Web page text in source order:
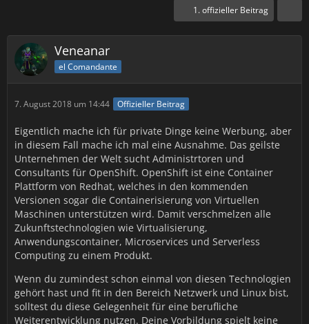
1. offizieller Beitrag
Veneanar
el Comandante
7. August 2018 um 14:44 Offizieller Beitrag
Eigentlich mache ich für private Dinge keine Werbung, aber
in diesem Fall mache ich mal eine Ausnahme. Das geilste
Unternehmen der Welt sucht Administrtoren und
Consultants für OpenShift. OpenShift ist eine Container
Plattform von Redhat, welches in den kommenden
Versionen sogar die Containerisierung von Virtuellen
Maschinen unterstützen wird. Damit verschmelzen alle
Zukunftstechnologien wie Virtualisierung,
Anwendungscontainer, Microservices und Serverless
Computing zu einem Produkt.
Wenn du zumindest schon einmal von diesen Technologien
gehört hast und fit in den Bereich Netzwerk und Linux bist,
solltest du diese Gelegenheit für eine berufliche
Weiterentwicklung nutzen. Deine Vorbildung spielt keine